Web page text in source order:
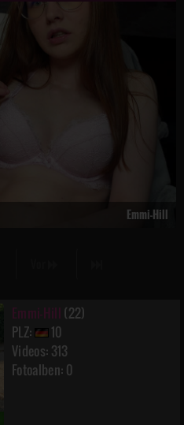
Emmi-Hill
Emmi-Hill (22)
PLZ:
10
Videos: 313
Fotoalben: 0